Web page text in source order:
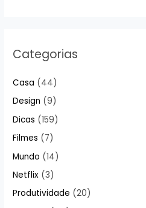
Categorias
Casa (44)
Design (9)
Dicas (159)
Filmes (7)
Mundo (14)
Netflix (3)
Produtividade (20)